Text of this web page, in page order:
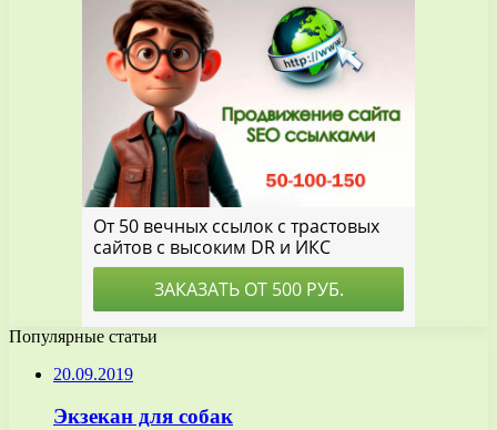
Популярные статьи
20.09.2019
Экзекан для собак